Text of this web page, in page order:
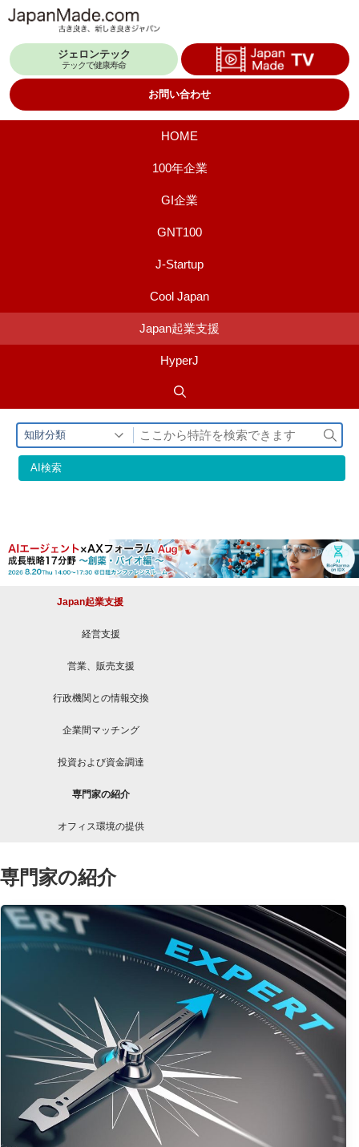
テ
ジェロンテック
テックで健康寿命
お問い合わせ
HOME
100年企業
GI企業
GNT100
J-Startup
Cool Japan
Japan起業支援
HyperJ
知財分類
検
索
AI検索
Japan起業支援
経営支援
営業、販売支援
行政機関との情報交換
企業間マッチング
投資および資金調達
専門家の紹介
オフィス環境の提供
専門家の紹介